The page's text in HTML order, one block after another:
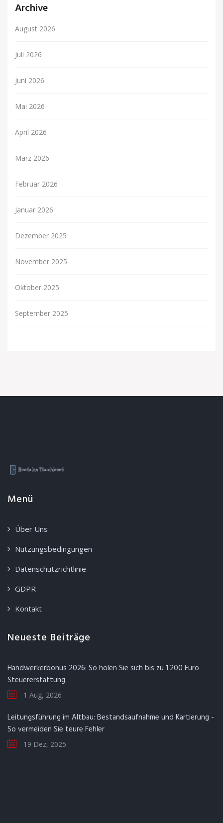
Archive
August 2026
Juli 2026
Juni 2026
Mai 2026
April 2026
März 2026
Februar 2026
Januar 2026
Dezember 2025
November 2025
Oktober 2025
September 2025
Menü
Über Uns
Nutzungsbedingungen
Datenschutzrichtlinie
GDPR
Kontakt
Neueste Beiträge
Handwerkerbonus 2026: So holen Sie sich bis zu 1.200 Euro
Steuererstattung
1 Aug, 2026
Leitungsführung im Altbau: Bestandsaufnahme und Kartierung -
So vermeiden Sie teure Fehler
19 Dez, 2025